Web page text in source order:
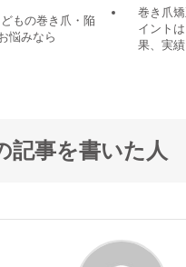
もの巻き爪・陥
悩みなら
巻き爪
イント
果、実
記事を書いた人